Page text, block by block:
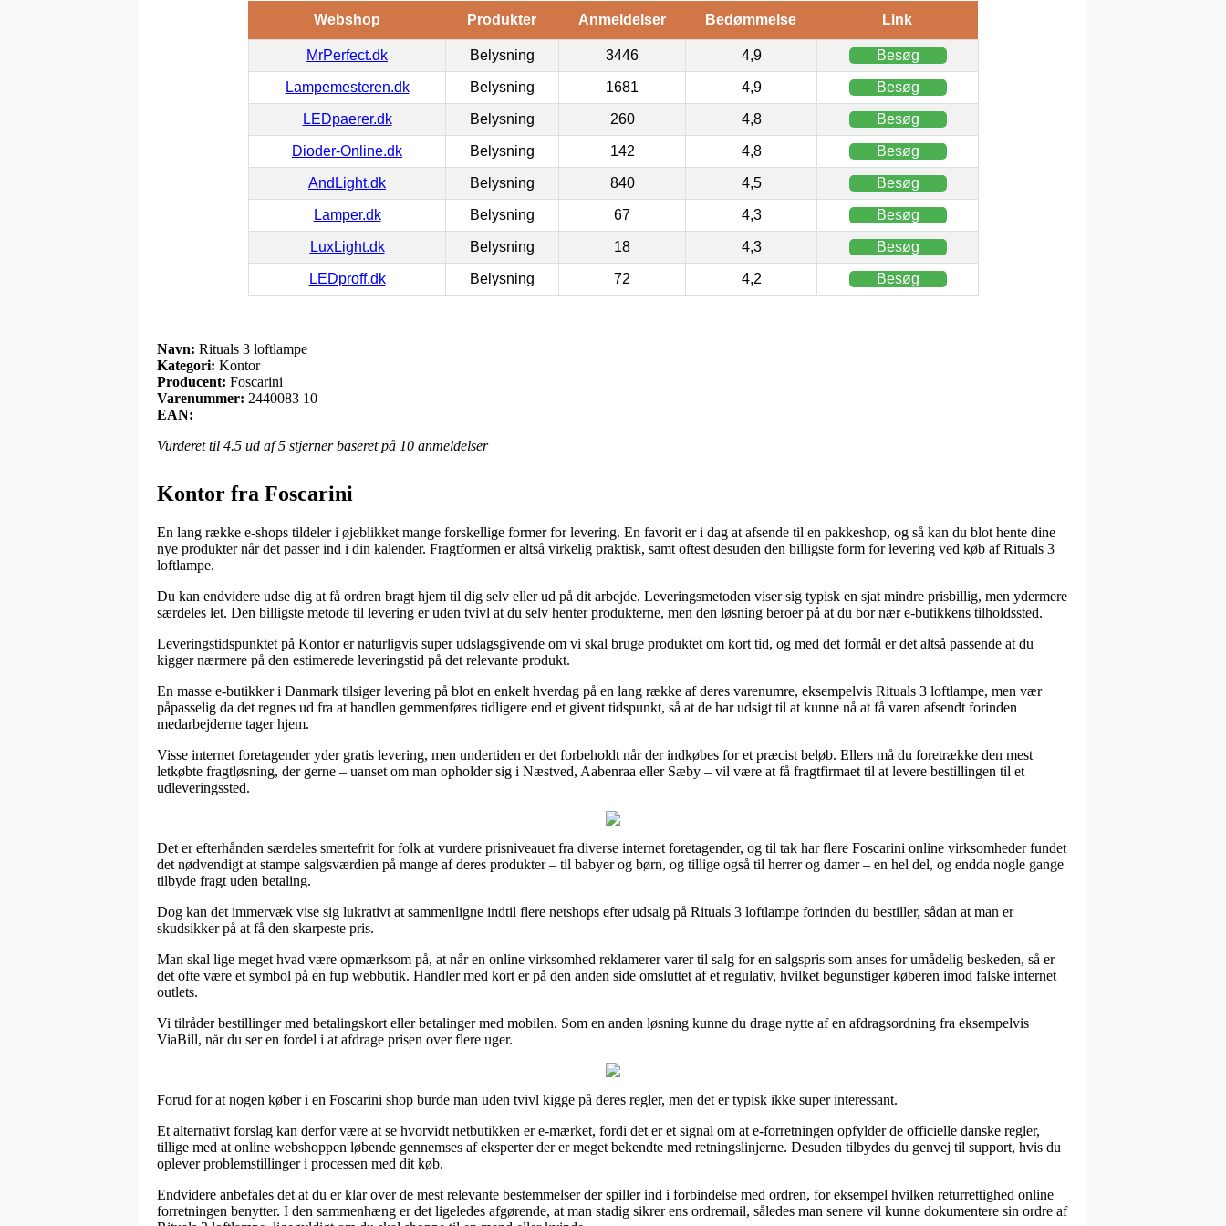
Webshop Produkter Anmeldelser Bedømmelse Link
MrPerfect.dk Belysning 3446 4,9 Besøg
Lampemesteren.dk Belysning 1681 4,9 Besøg
LEDpaerer.dk Belysning 260 4,8 Besøg
Dioder-Online.dk Belysning 142 4,8 Besøg
AndLight.dk Belysning 840 4,5 Besøg
Lamper.dk Belysning 67 4,3 Besøg
LuxLight.dk Belysning 18 4,3 Besøg
LEDproff.dk Belysning 72 4,2 Besøg
Navn: Rituals 3 loftlampe
Kategori: Kontor
Producent: Foscarini
Varenummer: 2440083 10
EAN:
Vurderet til 4.5 ud af 5 stjerner baseret på 10 anmeldelser
Kontor fra Foscarini
En lang række e-shops tildeler i øjeblikket mange forskellige former for levering. En favorit er i dag at afsende til en pakkeshop, og så kan du blot hente dine
nye produkter når det passer ind i din kalender. Fragtformen er altså virkelig praktisk, samt oftest desuden den billigste form for levering ved køb af Rituals 3
loftlampe.
Du kan endvidere udse dig at få ordren bragt hjem til dig selv eller ud på dit arbejde. Leveringsmetoden viser sig typisk en sjat mindre prisbillig, men ydermere
særdeles let. Den billigste metode til levering er uden tvivl at du selv henter produkterne, men den løsning beroer på at du bor nær e-butikkens tilholdssted.
Leveringstidspunktet på Kontor er naturligvis super udslagsgivende om vi skal bruge produktet om kort tid, og med det formål er det altså passende at du
kigger nærmere på den estimerede leveringstid på det relevante produkt.
En masse e-butikker i Danmark tilsiger levering på blot en enkelt hverdag på en lang række af deres varenumre, eksempelvis Rituals 3 loftlampe, men vær
påpasselig da det regnes ud fra at handlen gemmenføres tidligere end et givent tidspunkt, så at de har udsigt til at kunne nå at få varen afsendt forinden
medarbejderne tager hjem.
Visse internet foretagender yder gratis levering, men undertiden er det forbeholdt når der indkøbes for et præcist beløb. Ellers må du foretrække den mest
letkøbte fragtløsning, der gerne – uanset om man opholder sig i Næstved, Aabenraa eller Sæby – vil være at få fragtfirmaet til at levere bestillingen til et
udleveringssted.
Det er efterhånden særdeles smertefrit for folk at vurdere prisniveauet fra diverse internet foretagender, og til tak har flere Foscarini online virksomheder fundet
det nødvendigt at stampe salgsværdien på mange af deres produkter – til babyer og børn, og tillige også til herrer og damer – en hel del, og endda nogle gange
tilbyde fragt uden betaling.
Dog kan det immervæk vise sig lukrativt at sammenligne indtil flere netshops efter udsalg på Rituals 3 loftlampe forinden du bestiller, sådan at man er
skudsikker på at få den skarpeste pris.
Man skal lige meget hvad være opmærksom på, at når en online virksomhed reklamerer varer til salg for en salgspris som anses for umådelig beskeden, så er
det ofte være et symbol på en fup webbutik. Handler med kort er på den anden side omsluttet af et regulativ, hvilket begunstiger køberen imod falske internet
outlets.
Vi tilråder bestillinger med betalingskort eller betalinger med mobilen. Som en anden løsning kunne du drage nytte af en afdragsordning fra eksempelvis
ViaBill, når du ser en fordel i at afdrage prisen over flere uger.
Forud for at nogen køber i en Foscarini shop burde man uden tvivl kigge på deres regler, men det er typisk ikke super interessant.
Et alternativt forslag kan derfor være at se hvorvidt netbutikken er e-mærket, fordi det er et signal om at e-forretningen opfylder de officielle danske regler,
tillige med at online webshoppen løbende gennemses af eksperter der er meget bekendte med retningslinjerne. Desuden tilbydes du genvej til support, hvis du
oplever problemstillinger i processen med dit køb.
Endvidere anbefales det at du er klar over de mest relevante bestemmelser der spiller ind i forbindelse med ordren, for eksempel hvilken returrettighed online
forretningen benytter. I den sammenhæng er det ligeledes afgørende, at man stadig sikrer ens ordremail, således man senere vil kunne dokumentere sin ordre af